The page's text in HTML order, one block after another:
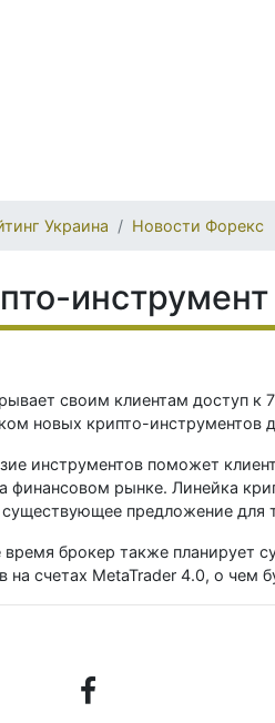
Украина Новости Форекс
своим клиентам доступ к
новых крипто-инструментов
инструментов поможет
финансовом рынке. Линейка
предложение для
брокер также планирует
на счетах MetaTrader 4.0, о чем